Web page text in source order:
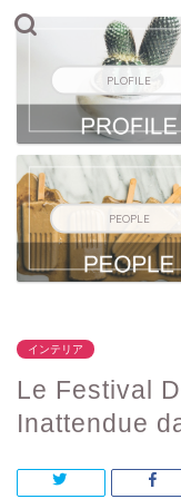
PLOFILE
PEOPLE
インテリア
Le Festival
Inattendue